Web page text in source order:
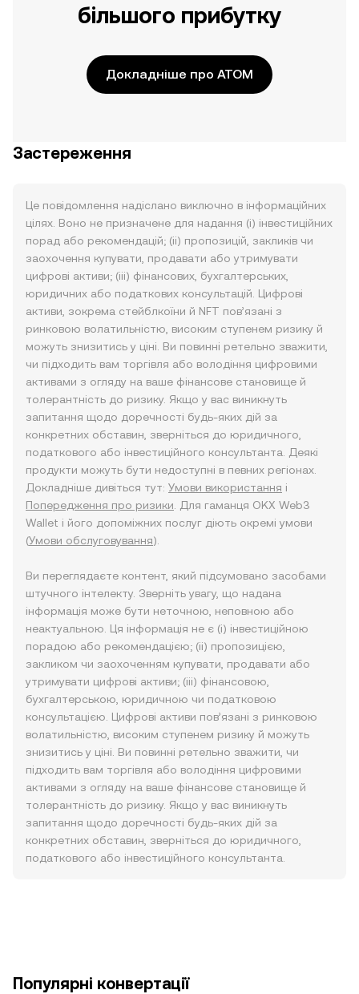
більшого прибутку
Докладніше про ATOM
Застереження
Це повідомлення надіслано виключно в інформаційних
цілях. Воно не призначене для надання (i) інвестиційних
порад або рекомендацій; (ii) пропозицій, закликів чи
заохочення купувати, продавати або утримувати
цифрові активи; (iii) фінансових, бухгалтерських,
юридичних або податкових консультацій. Цифрові
активи, зокрема стейблкоїни й NFT пов’язані з
ринковою волатильністю, високим ступенем ризику й
можуть знизитись у ціні. Ви повинні ретельно зважити,
чи підходить вам торгівля або володіння цифровими
активами з огляду на ваше фінансове становище й
толерантність до ризику. Якщо у вас виникнуть
запитання щодо доречності будь-яких дій за
конкретних обставин, зверніться до юридичного,
податкового або інвестиційного консультанта. Деякі
продукти можуть бути недоступні в певних регіонах.
Докладніше дивіться тут: Умови використання і
Попередження про ризики . Для гаманця OKX Web3
Wallet і його допоміжних послуг діють окремі умови
(Умови обслуговування).
Ви переглядаєте контент, який підсумовано засобами
штучного інтелекту. Зверніть увагу, що надана
інформація може бути неточною, неповною або
неактуальною. Ця інформація не є (i) інвестиційною
порадою або рекомендацією; (ii) пропозицією,
закликом чи заохоченням купувати, продавати або
утримувати цифрові активи; (iii) фінансовою,
бухгалтерською, юридичною чи податковою
консультацією. Цифрові активи пов’язані з ринковою
волатильністю, високим ступенем ризику й можуть
знизитись у ціні. Ви повинні ретельно зважити, чи
підходить вам торгівля або володіння цифровими
активами з огляду на ваше фінансове становище й
толерантність до ризику. Якщо у вас виникнуть
запитання щодо доречності будь-яких дій за
конкретних обставин, зверніться до юридичного,
податкового або інвестиційного консультанта.
Популярні конвертації